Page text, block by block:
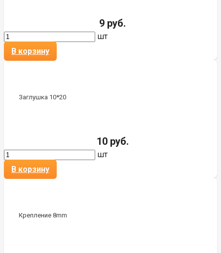
9 руб.
шт
В корзину
Заглушка 10*20
10 руб.
шт
В корзину
Крепление 8mm